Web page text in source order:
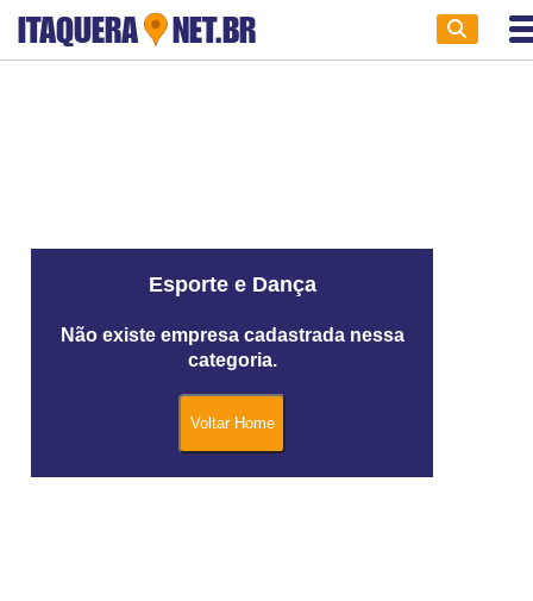
ITAQUERA NET.BR
Esporte e Dança
Não existe empresa cadastrada nessa
categoria.